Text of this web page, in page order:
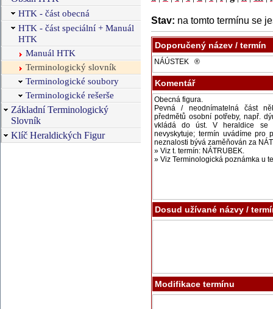
HTK - část obecná
HTK - část speciální + Manuál
HTK
Manuál HTK
Terminologický slovník
Terminologické soubory
Terminologické rešerše
Základní Terminologický
Slovník
Klíč Heraldických Figur
Stav: na tomto termínu se
Doporučený název / termín
Komentář
Dosud užívané názvy /
Modifikace termínu